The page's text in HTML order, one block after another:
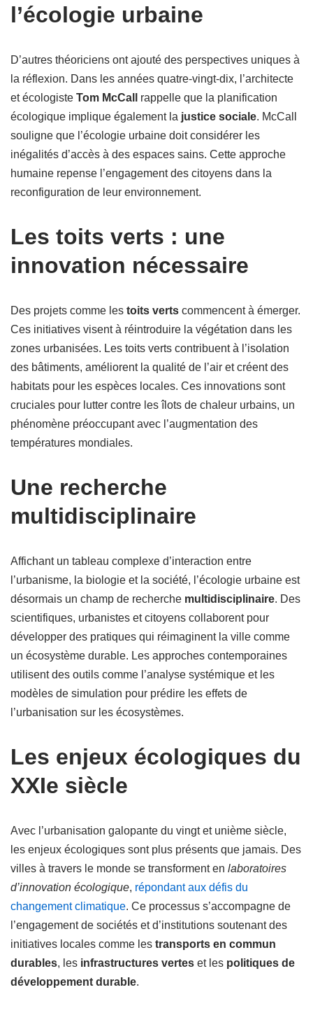
l’écologie urbaine
D’autres théoriciens ont ajouté des perspectives uniques à
la réflexion. Dans les années quatre-vingt-dix, l’architecte
et écologiste Tom McCall
rappelle que la planification
écologique implique également la justice sociale. McCall
souligne que l’écologie urbaine doit considérer les
inégalités d’accès à des espaces sains. Cette approche
humaine repense l’engagement des citoyens dans la
reconfiguration de leur environnement.
Les toits verts : une
innovation nécessaire
Des projets comme les toits verts commencent à émerger.
Ces initiatives visent à réintroduire la végétation dans les
zones urbanisées. Les toits verts contribuent à l’isolation
des bâtiments, améliorent la qualité de l’air et créent des
habitats pour les espèces locales. Ces innovations sont
cruciales pour lutter contre les îlots de chaleur urbains, un
phénomène préoccupant avec l’augmentation des
températures mondiales.
Une recherche
multidisciplinaire
Affichant un tableau complexe d’interaction entre
l’urbanisme, la biologie et la société, l’écologie urbaine est
désormais un champ de recherche multidisciplinaire. Des
scientifiques, urbanistes et citoyens collaborent pour
développer des pratiques qui réimaginent la ville comme
un écosystème durable. Les approches contemporaines
utilisent des outils comme l’analyse systémique et les
modèles de simulation pour prédire les effets de
l’urbanisation sur les écosystèmes.
Les enjeux écologiques du
XXIe siècle
Avec l’urbanisation galopante du vingt et unième siècle,
les enjeux écologiques sont plus présents que jamais. Des
villes à travers le monde se transforment en laboratoires
d’innovation écologique, répondant aux défis du
changement climatique. Ce processus s’accompagne de
l’engagement de sociétés et d’institutions soutenant des
initiatives locales comme les transports en commun
durables, les infrastructures vertes et les politiques de
développement durable.